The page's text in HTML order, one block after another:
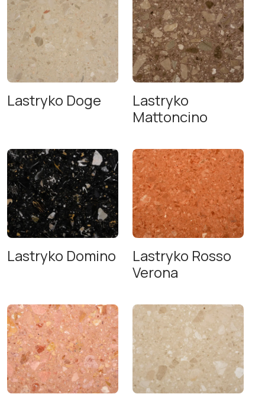
Lastryko Doge
Lastryko
Mattoncino
Lastryko Domino
Lastryko Rosso
Verona